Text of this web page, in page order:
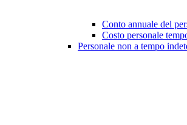
Conto annuale del
Costo personale
Personale non a tempo